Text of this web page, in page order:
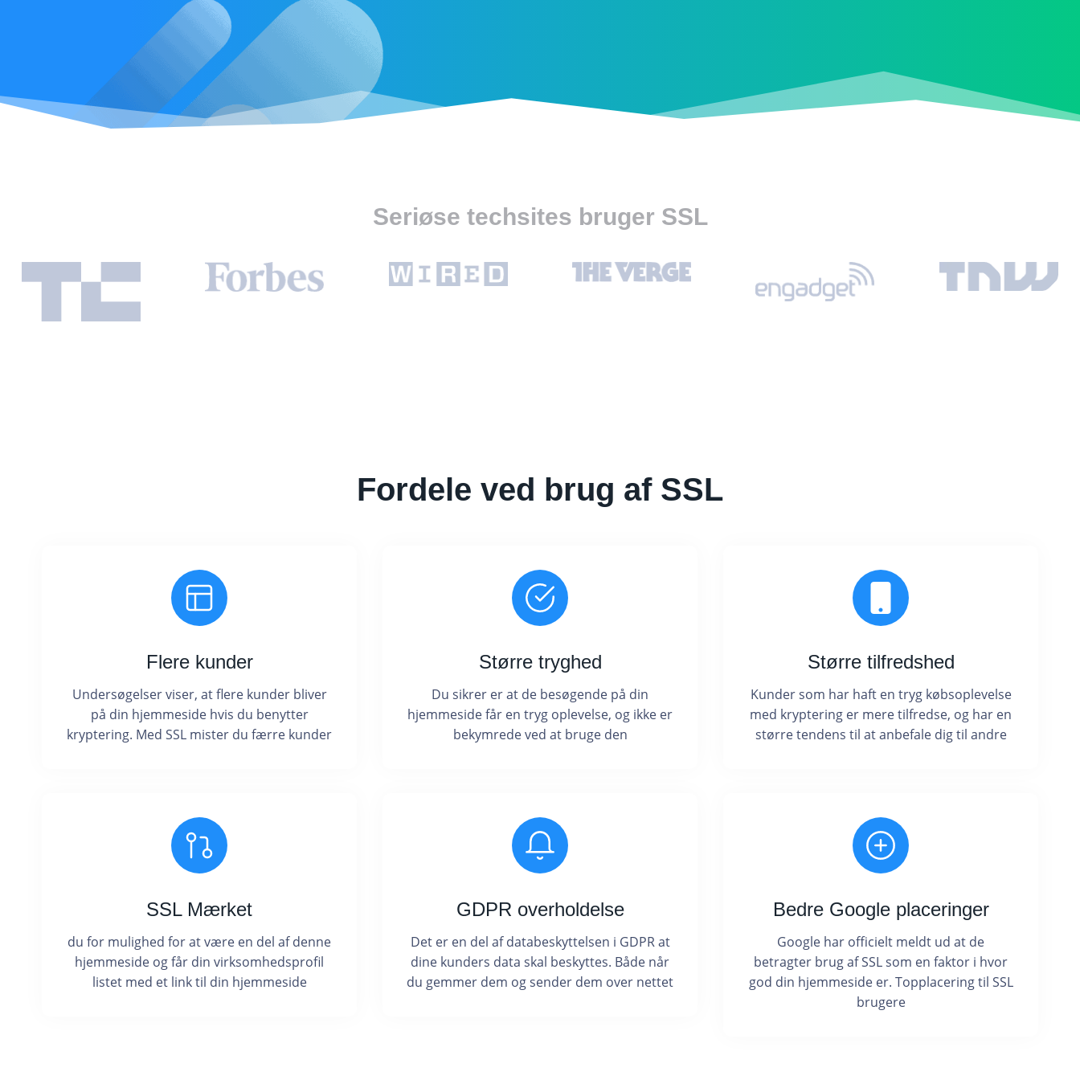
Seriøse techsites bruger SSL
Fordele ved brug af SSL
Flere kunder
Undersøgelser viser, at flere kunder bliver
på din hjemmeside hvis du benytter
kryptering. Med SSL mister du færre kunder
Større tryghed
Du sikrer er at de besøgende på din
hjemmeside får en tryg oplevelse, og ikke er
bekymrede ved at bruge den
Større tilfredshed
Kunder som har haft en tryg købsoplevelse
med kryptering er mere tilfredse, og har en
større tendens til at anbefale dig til andre
SSL Mærket
du for mulighed for at være en del af denne
hjemmeside og får din virksomhedsprofil
listet med et link til din hjemmeside
GDPR overholdelse
Det er en del af databeskyttelsen i GDPR at
dine kunders data skal beskyttes. Både når
du gemmer dem og sender dem over nettet
Bedre Google placeringer
Google har officielt meldt ud at de
betragter brug af SSL som en faktor i hvor
god din hjemmeside er. Topplacering til SSL
brugere